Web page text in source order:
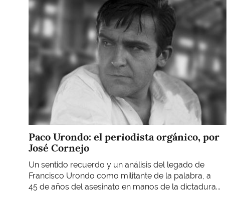
Paco Urondo: el periodista orgánico, por
José Cornejo
Un sentido recuerdo y un análisis del legado de
Francisco Urondo como militante de la palabra, a
45 de años del asesinato en manos de la dictadura...